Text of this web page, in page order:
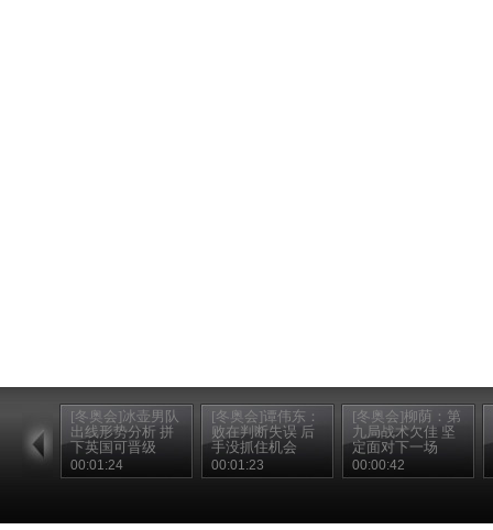
[冬奥会]冰壶男队
出线形势分析 拼
下英国可晋级
00:01:24
[冬奥会]谭伟东：
败在判断失误 后
手没抓住机会
00:01:23
[冬奥会]柳荫：第
九局战术欠佳 坚
定面对下一场
00:00:42